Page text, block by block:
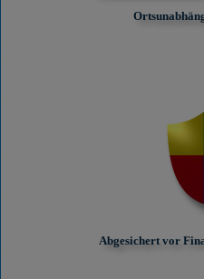
Abgesichert vor